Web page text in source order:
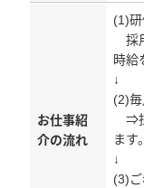
お仕事紹
介の流れ
(1)
採
時給
↓
(2)
⇒担
ます。
↓
(3)